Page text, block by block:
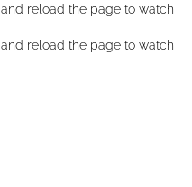
and reload the page to watch
and reload the page to watch